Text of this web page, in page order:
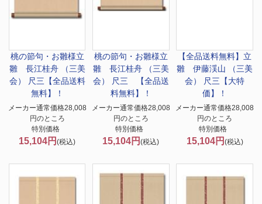
桃の節句・お雛様立
雛 長江桂舟 （三美
会） 尺三【全品送料
無料】！
メーカー通常価格28,008
円のところ
特別価格
15,104円(税込)
桃の節句・お雛様立
雛 長江桂舟 （三美
会） 尺三 【全品送
料無料】！
メーカー通常価格28,008
円のところ
特別価格
15,104円(税込)
【全品送料無料】 立
雛 伊藤渓山 （三美
会） 尺三【大特
価】！
メーカー通常価格28,008
円のところ
特別価格
15,104円 (税込)